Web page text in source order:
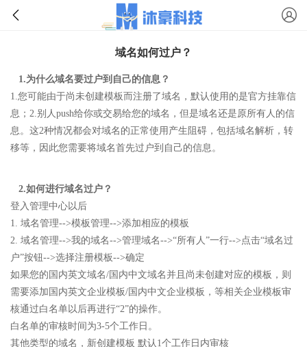
域名如何过户？
1.为什么域名要过户到自己的信息？
1.您可能由于尚未创建模板而注册了域名，默认使用的是官方挂靠信
息；2.别人push给你或交易给您的域名，但是域名还是原所有人的信
息。这2种情况都会对域名的正常使用产生阻碍，包括域名解析，转
移等，因此您需要将域名首先过户到自己的信息。
2.如何进行域名过户？
登入管理中心以后
1. 域名管理-->模板管理-->添加相应的模板
2. 域名管理-->我的域名-->管理域名-->“所有人”一行-->点击“域名过
户”按钮-->选择注册模板-->确定
如果您的国内英文域名/国内中文域名并且尚未创建对应的模板，则
需要添加国内英文企业模板/国内中文企业模板，等相关企业模板审
核通过白名单以后再进行“2”的操作。
白名单的审核时间为3-5个工作日。
其他类型的域名，新创建模板 默认1个工作日内审核